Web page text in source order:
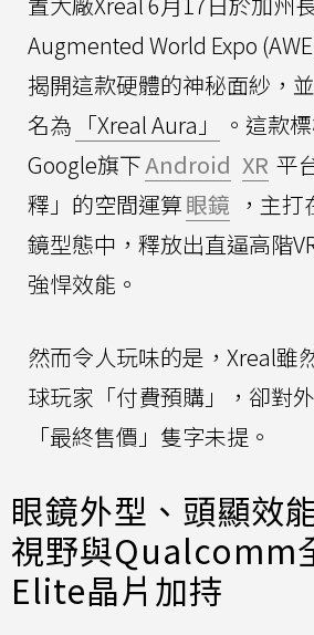
Augmented World Expo
揭開這款硬體的神秘面紗，
名為 「Xreal Aura」
。這款
Google旗下Android XR 平
釋」的空間運算眼鏡 ，主
鏡型態中，釋放出直逼高階
強悍效能。
然而令人玩味的是，Xreal雖
球玩家「付費預購」，卻對
「最終售價」隻字未提。
眼鏡外型、頭顯效
視野與Qualcomm
Elite晶片加持